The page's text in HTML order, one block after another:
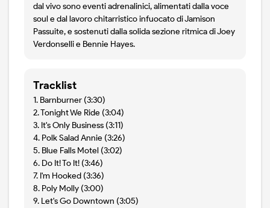
dal vivo sono eventi adrenalinici, alimentati dalla voce
soul e dal lavoro chitarristico infuocato di Jamison
Passuite, e sostenuti dalla solida sezione ritmica di Joey
Verdonselli e Bennie Hayes.
Tracklist
1. Barnburner (3:30)
2. Tonight We Ride (3:04)
3. It's Only Business (3:11)
4. Polk Salad Annie (3:26)
5. Blue Falls Motel (3:02)
6. Do It! To It! (3:46)
7. I'm Hooked (3:36)
8. Poly Molly (3:00)
9. Let's Go Downtown (3:05)